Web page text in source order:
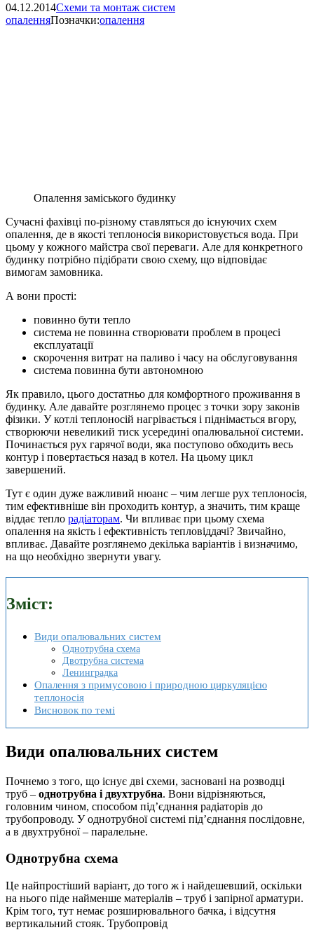
04.12.2014Схеми та монтаж систем
опаленняПозначки:опалення
Опалення заміського будинку
Сучасні фахівці по-різному ставляться до існуючих схем
опалення, де в якості теплоносія використовується вода. При
цьому у кожного майстра свої переваги. Але для конкретного
будинку потрібно підібрати свою схему, що відповідає
вимогам замовника.
А вони прості:
повинно бути тепло
система не повинна створювати проблем в процесі
експлуатації
скорочення витрат на паливо і часу на обслуговування
система повинна бути автономною
Як правило, цього достатньо для комфортного проживання в
будинку. Але давайте розглянемо процес з точки зору законів
фізики. У котлі теплоносій нагрівається і піднімається вгору,
створюючи невеликий тиск усередині опалювальної системи.
Починається рух гарячої води, яка поступово обходить весь
контур і повертається назад в котел. На цьому цикл
завершений.
Тут є один дуже важливий нюанс – чим легше рух теплоносія,
тим ефективніше він проходить контур, а значить, тим краще
віддає тепло радіаторам. Чи впливає при цьому схема
опалення на якість і ефективність тепловіддачі? Звичайно,
впливає. Давайте розглянемо декілька варіантів і визначимо,
на що необхідно звернути увагу.
Зміст:
Види опалювальних систем
Однотрубна схема
Двотрубна система
Ленинградка
Опалення з примусовою і природною циркуляцією
теплоносія
Висновок по темі
Види опалювальних систем
Почнемо з того, що існує дві схеми, засновані на розводці
труб – однотрубна і двухтрубна. Вони відрізняються,
головним чином, способом під’єднання радіаторів до
трубопроводу. У однотрубної системі під’єднання послідовне,
а в двухтрубної – паралельне.
Однотрубна схема
Це найпростіший варіант, до того ж і найдешевший, оскільки
на нього піде найменше матеріалів – труб і запірної арматури.
Крім того, тут немає розширювального бачка, і відсутня
вертикальний стояк. Трубопровід